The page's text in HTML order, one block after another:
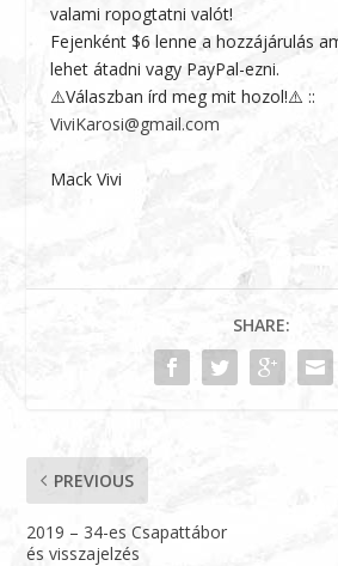
valami ropogtatni valót!
Fejenként $6 lenne a hozzájárulás
lehet átadni vagy PayPal-ezni.
⚠️Válaszban írd meg mit hozol!⚠️ ::
ViviKarosi@gmail.com
Mack Vivi
SHARE:
PREVIOUS
2019 – 34-es Csapattábor
és visszajelzés